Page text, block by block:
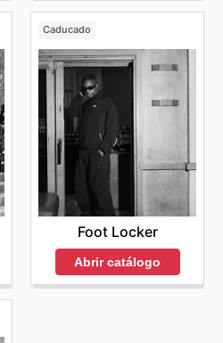
Caducado
Foot Locker
Abrir catálogo